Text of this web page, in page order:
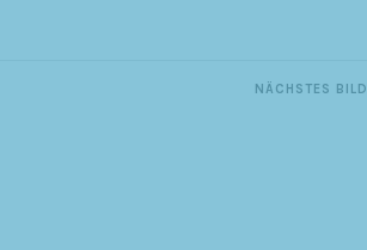
NÄCHSTES BILD